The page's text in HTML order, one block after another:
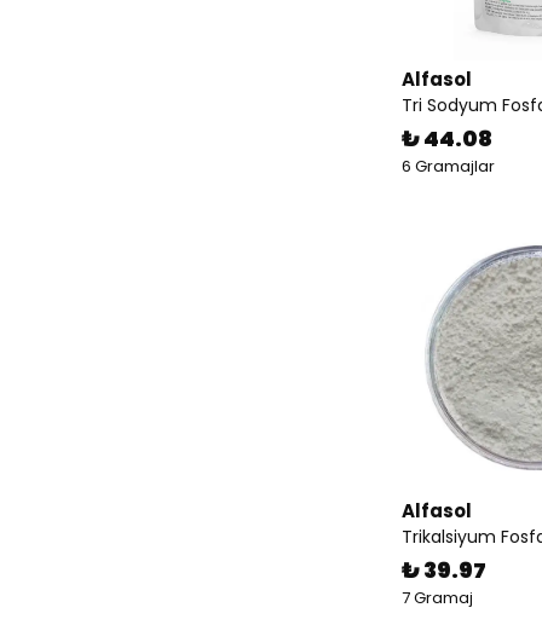
Alfasol
Tri Sodyum
₺ 44.08
6 Gramajlar
Alfasol
Trikalsiyum
₺ 39.97
7 Gramaj